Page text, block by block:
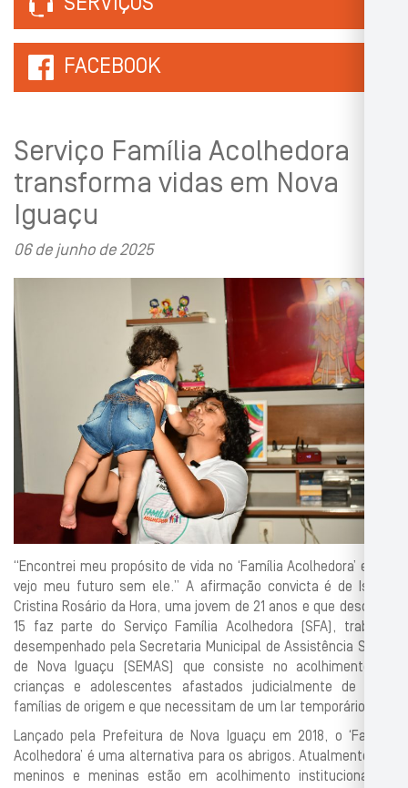
SERVIÇOS
FACEBOOK
Serviço Família Acolhedora
transforma vidas em Nova
Iguaçu
06 de junho de 2025
“Encontrei meu propósito de vida no ‘Família Acolhedora’ e não
vejo meu futuro sem ele.” A afirmação convicta é de Isabel
Cristina Rosário da Hora, uma jovem de 21 anos e que desde os
15 faz parte do Serviço Família Acolhedora (SFA), trabalho
desempenhado pela Secretaria Municipal de Assistência Social
de Nova Iguaçu (SEMAS) que consiste no acolhimento de
crianças e adolescentes afastados judicialmente de suas
famílias de origem e que necessitam de um lar temporário.
Lançado pela Prefeitura de Nova Iguaçu em 2018, o ‘Família
Acolhedora’ é uma alternativa para os abrigos. Atualmente, 48
meninos e meninas estão em acolhimento institucional no